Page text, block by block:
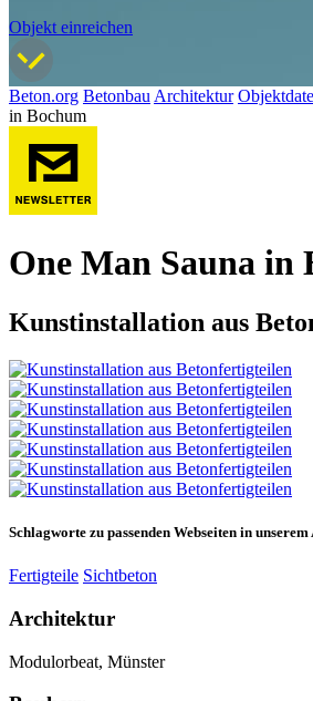
Objekt einreichen
Beton.org Betonbau Architektur
in Bochum
One Man Sauna in
Kunstinstallation aus
Schlagworte zu passenden Webseiten in
Fertigteile Sichtbeton
Architektur
Modulorbeat, Münster